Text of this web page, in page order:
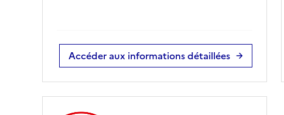
Accéder aux informations détaillées